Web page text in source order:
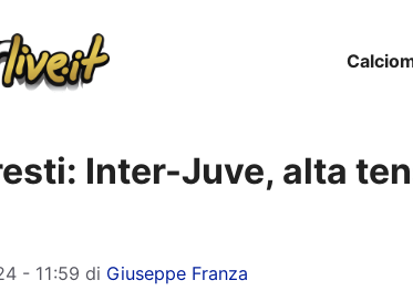
Inter-Juve, alta
- 11:59 di Giuseppe Franza